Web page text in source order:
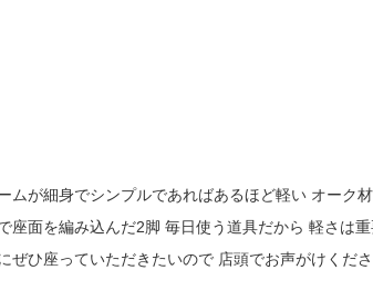
身でシンプルであればあるほど軽い オーク材の
毎日使う道具だから 軽さは重要